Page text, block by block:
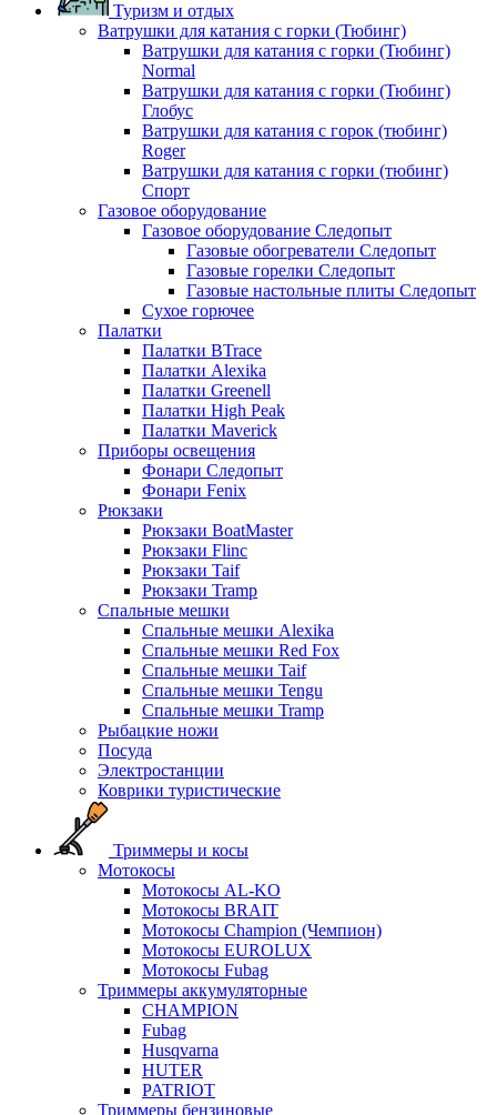
Туризм и отдых
Ватрушки для катания с горки (Тюбинг)
Ватрушки для катания с горки (Тюбинг)
Normal
Ватрушки для катания с горки (Тюбинг)
Глобус
Ватрушки для катания с горок (тюбинг)
Roger
Ватрушки для катания с горки (тюбинг)
Спорт
Газовое оборудование
Газовое оборудование Следопыт
Газовые обогреватели Следопыт
Газовые горелки Следопыт
Газовые настольные плиты Следопыт
Сухое горючее
Палатки
Палатки BTrace
Палатки Alexika
Палатки Greenell
Палатки High Peak
Палатки Maverick
Приборы освещения
Фонари Следопыт
Фонари Fenix
Рюкзаки
Рюкзаки BoatMaster
Рюкзаки Flinc
Рюкзаки Taif
Рюкзаки Tramp
Спальные мешки
Спальные мешки Alexika
Спальные мешки Red Fox
Спальные мешки Taif
Спальные мешки Tengu
Спальные мешки Tramp
Рыбацкие ножи
Посуда
Электростанции
Коврики туристические
Триммеры и косы
Мотокосы
Мотокосы AL-KO
Мотокосы BRAIT
Мотокосы Champion (Чемпион)
Мотокосы EUROLUX
Мотокосы Fubag
Триммеры аккумуляторные
CHAMPION
Fubag
Husqvarna
HUTER
PATRIOT
Триммеры бензиновые